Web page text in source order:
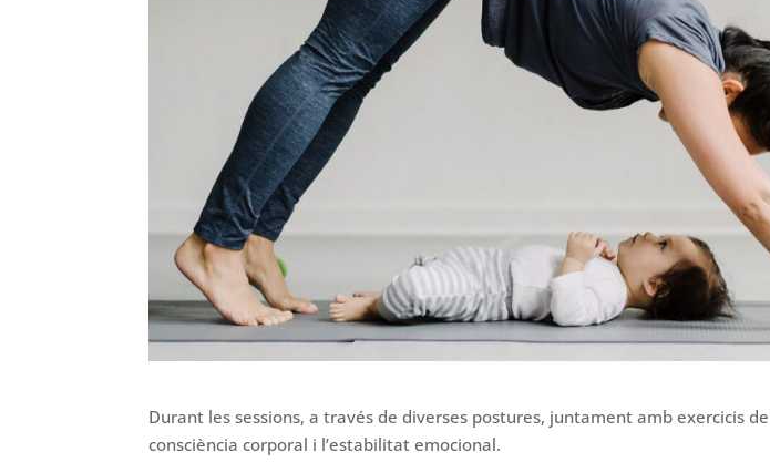
Durant les sessions, a través de diverses postures, juntament amb exercicis
consciència corporal i l’estabilitat emocional.